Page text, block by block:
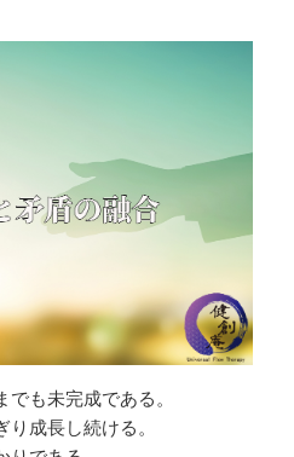
も未完成である。
成長し続ける。